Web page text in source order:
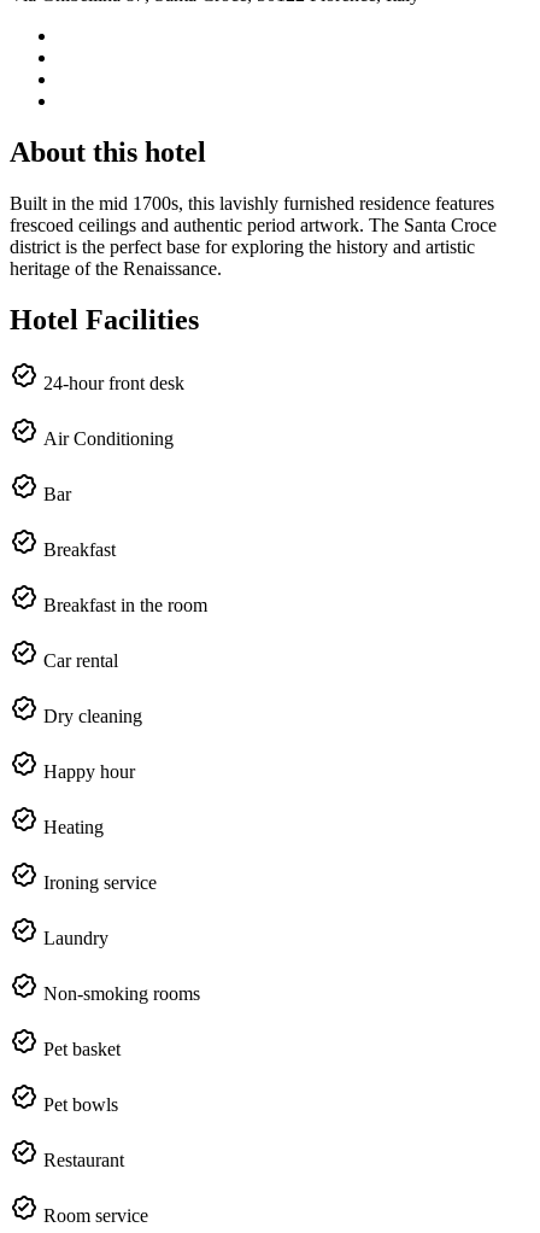
About this hotel
Built in the mid 1700s, this lavishly furnished residence features
frescoed ceilings and authentic period artwork. The Santa Croce
district is the perfect base for exploring the history and artistic
heritage of the Renaissance.
Hotel Facilities
24-hour front desk
Air Conditioning
Bar
Breakfast
Breakfast in the room
Car rental
Dry cleaning
Happy hour
Heating
Ironing service
Laundry
Non-smoking rooms
Pet basket
Pet bowls
Restaurant
Room service